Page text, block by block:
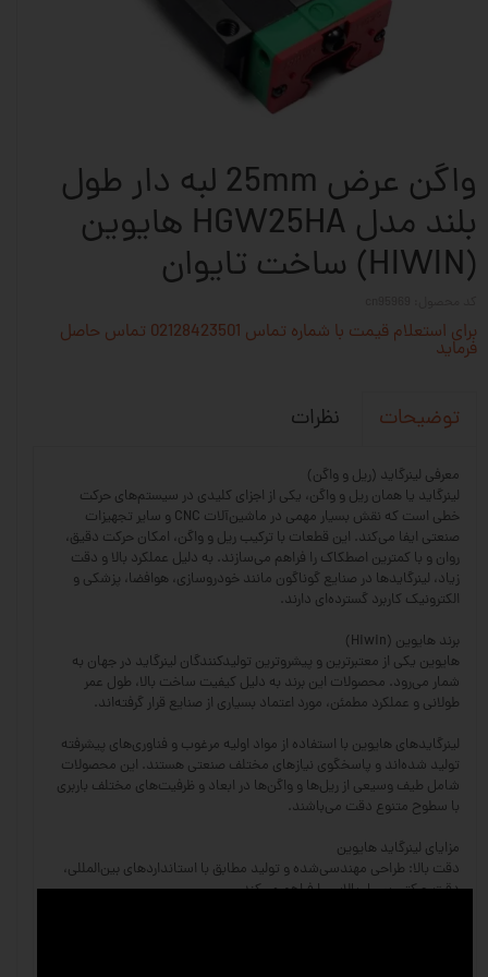
واگن عرض 25mm لبه دار طول
بلند مدل HGW25HA هایوین
(HIWIN) ساخت تایوان
برای استعلام قیمت با شماره تماس 02128423501 تماس حاصل
فرماید
توضیحات نظرات
معرفی لینرگاید (ریل و واگن)
لینرگاید یا همان ریل و واگن، یکی از اجزای کلیدی در سیستم‌های حرکت
خطی است که نقش بسیار مهمی در ماشین‌آلات CNC و سایر تجهیزات
صنعتی ایفا می‌کند. این قطعات با ترکیب ریل و واگن، امکان حرکت دقیق،
روان و با کمترین اصطکاک را فراهم می‌سازند. به دلیل عملکرد بالا و دقت
زیاد، لینرگایدها در صنایع گوناگون مانند خودروسازی، هوافضا، پزشکی و
الکترونیک کاربرد گسترده‌ای دارند.
برند هایوین (Hiwin)
هایوین یکی از معتبرترین و پیشروترین تولیدکنندگان لینرگاید در جهان به
شمار می‌رود. محصولات این برند به دلیل کیفیت ساخت بالا، طول عمر
طولانی و عملکرد مطمئن، مورد اعتماد بسیاری از صنایع قرار گرفته‌اند.
لینرگایدهای هایوین با استفاده از مواد اولیه مرغوب و فناوری‌های پیشرفته
تولید شده‌اند و پاسخگوی نیازهای مختلف صنعتی هستند. این محصولات
شامل طیف وسیعی از ریل‌ها و واگن‌ها در ابعاد و ظرفیت‌های مختلف باربری
با سطوح متنوع دقت می‌باشند.
مزایای لینرگاید هایوین
دقت بالا: طراحی مهندسی‌شده و تولید مطابق با استانداردهای بین‌المللی،
دقت حرکتی بسیار بالایی را فراهم می‌کند.